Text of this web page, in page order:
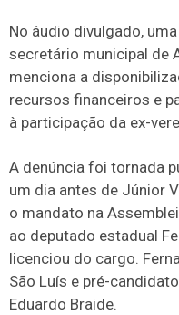
No áudio divulgado,
secretário municipal de
menciona a
recursos financeiros e
à participação da ex-
A denúncia foi tornada
um dia antes de Júnior
o mandato na
ao deputado estadual
licenciou do cargo.
São Luís e pré-
Eduardo Braide.